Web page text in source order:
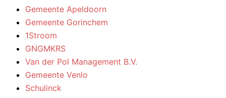
Gemeente Apeldoorn
Gemeente Gorinchem
1Stroom
GNGMKRS
Van der Pol Management B.V.
Gemeente Venlo
Schulinck